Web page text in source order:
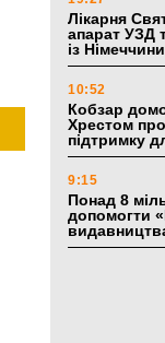
Лікарня
апарат УЗД
із Німеччини
10:52
Кобзар
Хрестом про
підтримку
9:15
Понад 8
допомогти